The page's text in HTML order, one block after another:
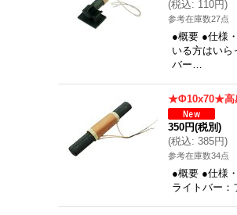
(税込: 110円)
参考在庫数27点
●概要 ●仕様
いる方はいら
バー…
★Φ10x70★高
350円(税別)
(税込: 385円)
参考在庫数34点
●概要 ●仕様
ライトバー